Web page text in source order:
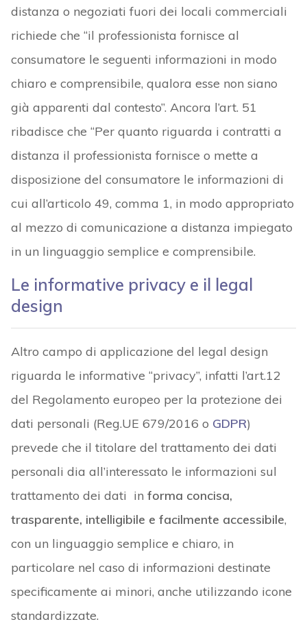
distanza o negoziati fuori dei locali commerciali
richiede che “il professionista fornisce al
consumatore le seguenti informazioni in modo
chiaro e comprensibile, qualora esse non siano
già apparenti dal contesto”. Ancora l’art. 51
ribadisce che “Per quanto riguarda i contratti a
distanza il professionista fornisce o mette a
disposizione del consumatore le informazioni di
cui all’articolo 49, comma 1, in modo appropriato
al mezzo di comunicazione a distanza impiegato
in un linguaggio semplice e comprensibile.
Le informative privacy e il legal
design
Altro campo di applicazione del legal design
riguarda le informative “privacy”, infatti l’art.12
del Regolamento europeo per la protezione dei
dati personali (Reg.UE 679/2016 o GDPR)
prevede che il titolare del trattamento dei dati
personali dia all’interessato le informazioni sul
trattamento dei dati in forma concisa,
trasparente, intelligibile e facilmente accessibile,
con un linguaggio semplice e chiaro, in
particolare nel caso di informazioni destinate
specificamente ai minori, anche utilizzando icone
standardizzate.